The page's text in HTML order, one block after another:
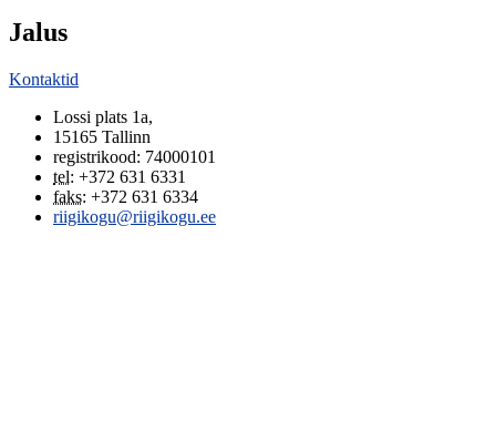
Jalus
Kontaktid
Lossi plats 1a,
15165 Tallinn
registrikood: 74000101
tel: +372 631 6331
faks: +372 631 6334
riigikogu@riigikogu.ee